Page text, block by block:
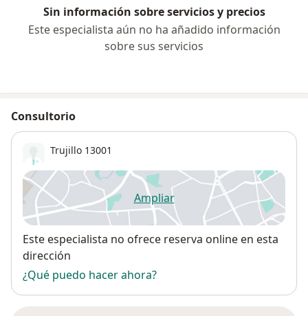
Sin información sobre servicios y precios
Este especialista aún no ha añadido información
sobre sus servicios
Consultorio
Trujillo 13001
Ampliarse abre en una nueva
Disponibilidad
Este especialista no ofrece reserva online en esta
dirección
¿Qué puedo hacer ahora?